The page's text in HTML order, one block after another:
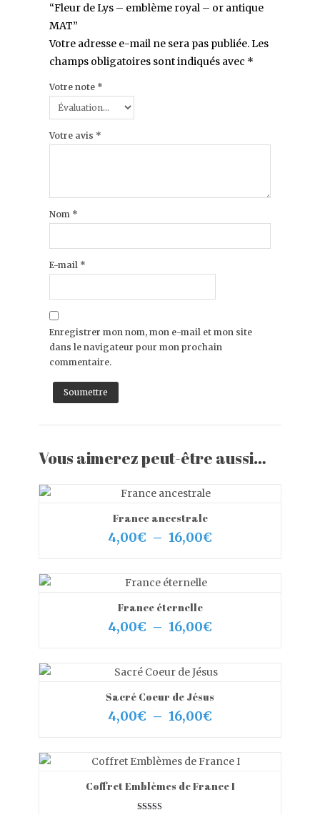
“Fleur de Lys – emblème royal – or antique
MAT”
Votre adresse e-mail ne sera pas publiée.Les
champs obligatoires sont indiqués avec *
Votre note *
Votre avis *
Nom *
E-mail *
Enregistrer mon nom, mon e-mail et mon site
dans le navigateur pour mon prochain
commentaire.
Vous aimerez peut-être aussi…
France ancestrale
4,00€ – 16,00€
France éternelle
4,00€ – 16,00€
4,00€
16,00€
Sacré Coeur de Jésus
4,00€ – 16,00€
4,00€
16,00€
Coffret Emblèmes de France I